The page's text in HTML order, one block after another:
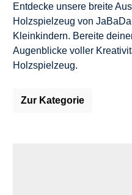
Entdecke unsere breite
Holzspielzeug von
Kleinkindern. Bereite
Augenblicke voller
Holzspielzeug.
Zur Kategorie